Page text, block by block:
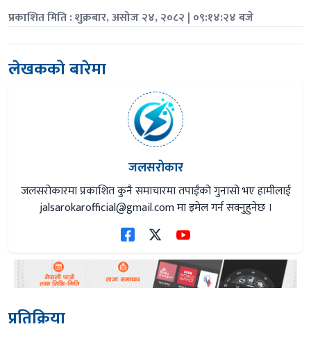
प्रकाशित मिति : शुक्रबार, असोज २४, २०८२ | ०९:१४:२४ बजे
लेखकको बारेमा
जलसरोकार
जलसरोकारमा प्रकाशित कुनै समाचारमा तपाईंको गुनासो भए हामीलाई
jalsarokarofficial@gmail.comमा इमेल गर्न सक्नुहुनेछ ।
प्रतिक्रिया